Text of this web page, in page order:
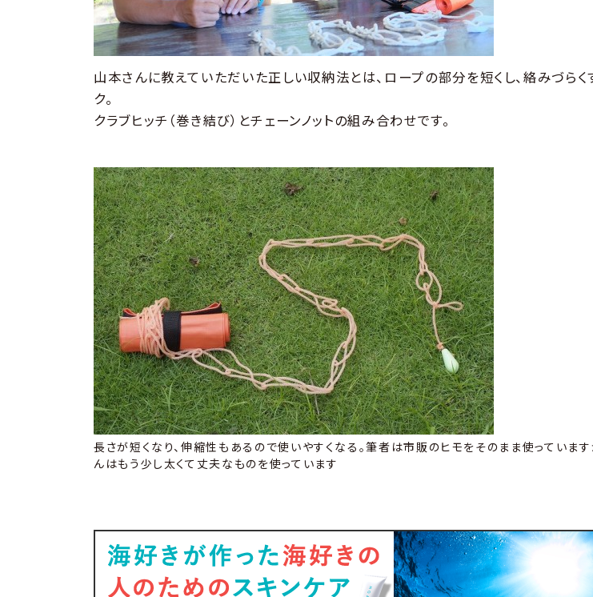
山本さんに教えていただいた正しい収納法とは、ロープの部分を短くし、絡みづらく
ク。
クラブヒッチ（巻き結び）とチェーンノットの組み合わせです。
長さが短くなり、伸縮性もあるので使いやすくなる。筆者は市販のヒモをそのまま使っています
んはもう少し太くて丈夫なものを使っています